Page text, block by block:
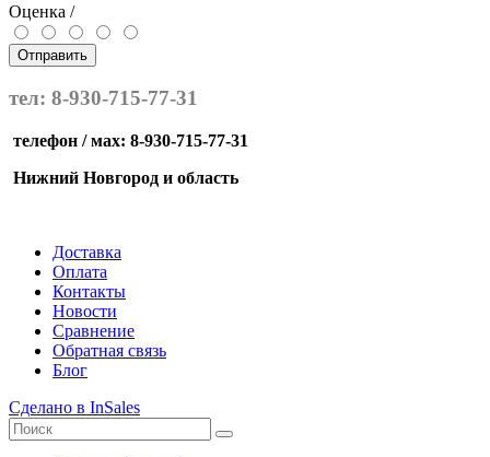
Оценка /
Отправить
тел: 8-930-715-77-31
телефон / мах: 8-930-715-77-31
Нижний Новгород и область
Доставка
Оплата
Контакты
Новости
Сравнение
Обратная связь
Блог
Сделано в InSales